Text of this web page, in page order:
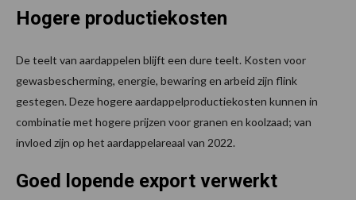
Hogere productiekosten
De teelt van aardappelen blijft een dure teelt. Kosten voor
gewasbescherming, energie, bewaring en arbeid zijn flink
gestegen. Deze hogere aardappelproductiekosten kunnen in
combinatie met hogere prijzen voor granen en koolzaad; van
invloed zijn op het aardappelareaal van 2022.
Goed lopende export verwerkt